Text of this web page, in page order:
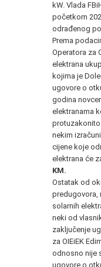
kW. Vlada
početkom
odrađenog
Prema
Operatora za
elektrana
kojima je
ugovore o
godina
elektranama
nekim
cijene koje
elektrana će
KM.
Ostatak od
predugovora,
solarnih
neki od
zaključenje
za OIEiEK
odnosno nije
ugovore o